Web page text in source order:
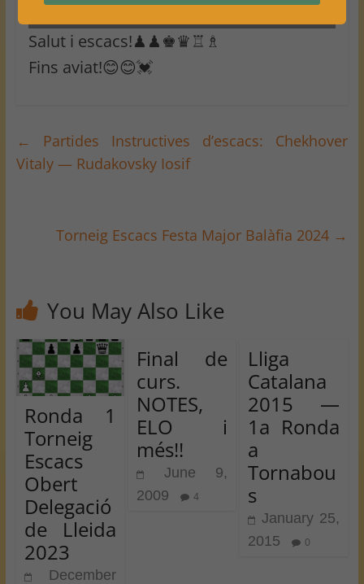
Salut i escacs!♟♟♚♛♖♗
Fins aviat!😊😊💓
←
Partides Instructives d’escacs: Chekhover
Vitaly — Rudakovsky Iosif
Torneig Escacs Festa Major Balàfia 2024 →
You May Also Like
Ronda 1
Torneig
Escacs
Obert
Delegació
de Lleida
2023
December
Final de
curs.
NOTES,
ELO i
més!!
June 9,
2009
4
Lliga
Catalana
2015 —
1a Ronda
a
Tornabou
s
January 25,
2015
0